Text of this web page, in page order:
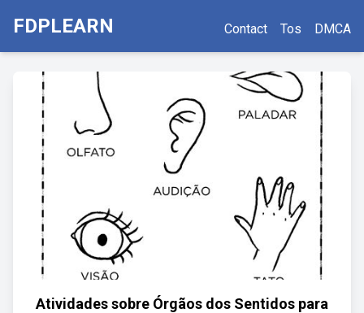
FDPLEARN Contact Tos DMCA
Atividades sobre Órgãos dos Sentidos para